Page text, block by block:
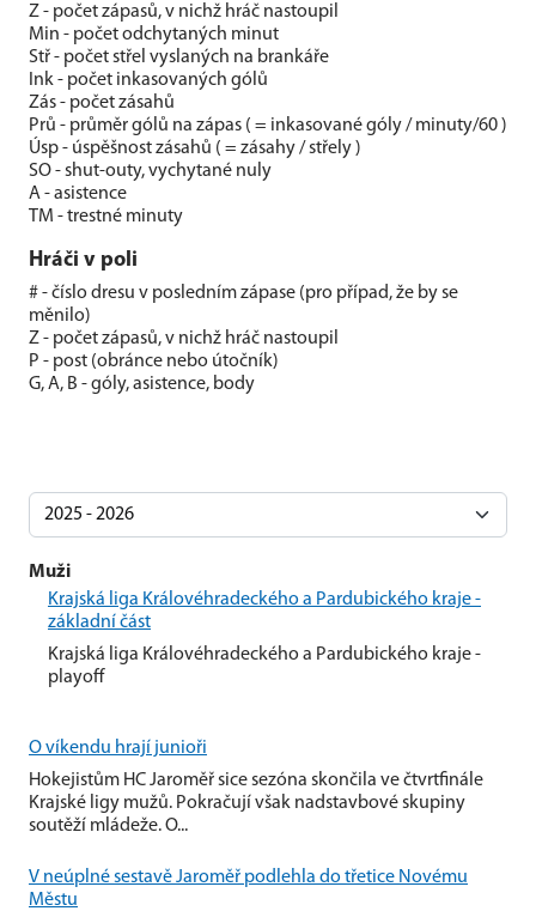
Z - počet zápasů, v nichž hráč nastoupil
Min - počet odchytaných minut
Stř - počet střel vyslaných na brankáře
Ink - počet inkasovaných gólů
Zás - počet zásahů
Prů - průměr gólů na zápas ( = inkasované góly / minuty/60 )
Úsp - úspěšnost zásahů ( = zásahy / střely )
SO - shut-outy, vychytané nuly
A - asistence
TM - trestné minuty
Hráči v poli
# - číslo dresu v posledním zápase (pro případ, že by se
měnilo)
Z - počet zápasů, v nichž hráč nastoupil
P - post (obránce nebo útočník)
G, A, B - góly, asistence, body
Muži
Krajská liga Královéhradeckého a Pardubického kraje -
základní část
Krajská liga Královéhradeckého a Pardubického kraje -
playoff
O víkendu hrají junioři
Hokejistům HC Jaroměř sice sezóna skončila ve čtvrtfinále
Krajské ligy mužů. Pokračují však nadstavbové skupiny
soutěží mládeže. O...
V neúplné sestavě Jaroměř podlehla do třetice Novému
Městu